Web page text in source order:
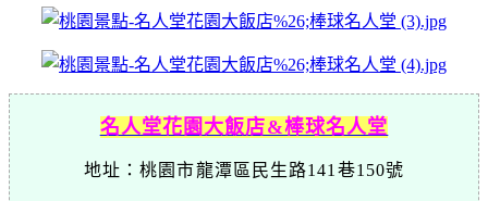
名人堂花園大飯店&棒球名人堂
地址：桃園市龍潭區民生路141巷150號